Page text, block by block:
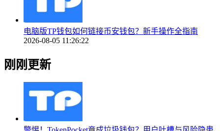
电脑版TP钱包如何链接币安钱包？新手操作全指南
2026-08-05 11:26:22
刚刚更新